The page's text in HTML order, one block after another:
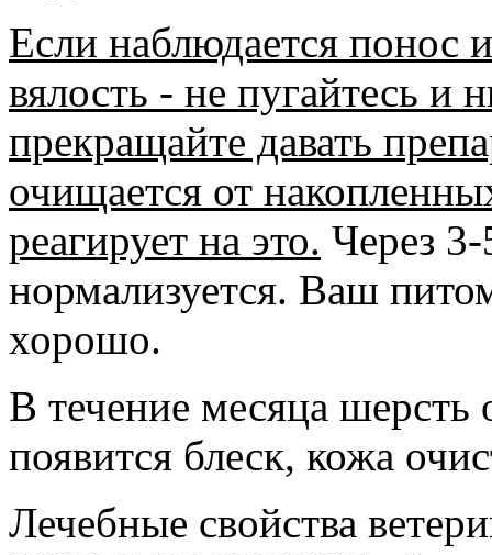
Если наблюдается понос
вялость - не пугайтесь и
прекращайте давать
очищается от
реагирует на это. Через
нормализуется. Ваш
хорошо.
В течение месяца шерсть
появится блеск, кожа
Лечебные свойства